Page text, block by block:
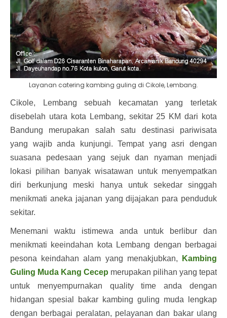
Layanan catering kambing guling di Cikole, Lembang.
Cikole, Lembang sebuah kecamatan yang terletak
disebelah utara kota Lembang, sekitar 25 KM dari kota
Bandung merupakan salah satu destinasi pariwisata
yang wajib anda kunjungi. Tempat yang asri dengan
suasana pedesaan yang sejuk dan nyaman menjadi
lokasi pilihan banyak wisatawan untuk menyempatkan
diri berkunjung meski hanya untuk sekedar singgah
menikmati aneka jajanan yang dijajakan para penduduk
sekitar.
Menemani waktu istimewa anda untuk berlibur dan
menikmati keeindahan kota Lembang dengan berbagai
pesona keindahan alam yang menakjubkan,
Kambing
Guling Muda Kang Cecep merupakan pilihan yang tepat
untuk menyempurnakan quality time anda dengan
hidangan spesial bakar kambing guling muda lengkap
dengan berbagai peralatan, pelayanan dan bakar ulang